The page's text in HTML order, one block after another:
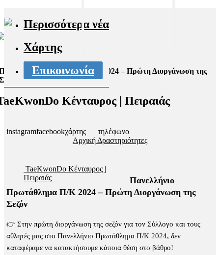
Περισσότερα νέα
Χάρτης
Επικοινωνία
Πρωτάθλημα Π/Κ 2024 – Πρώτη Διοργάνωση της
Κένταυρος | Πειραιάς
instagramfacebookχάρτης
τηλέφωνο
Αρχική Δραστηριότητες
TaeKwonDo Κένταυρος |
Πειραιάς
Πανελλήνιο
Πρωτάθλημα Π/Κ 2024 – Πρώτη Διοργάνωση της
Σεζόν
👉 Στην πρώτη διοργάνωση της σεζόν για τον Σύλλογο και τους
αθλητές μας στο Πανελλήνιο Πρωτάθλημα Π/Κ 2024, δεν
καταφέραμε να κατακτήσουμε κάποια θέση στο βάθρο!